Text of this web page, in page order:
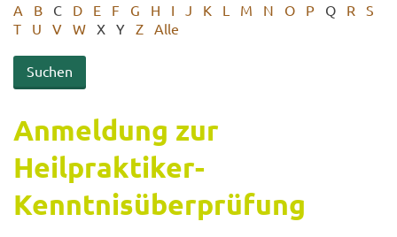
A B C D E F G H I J K L M N O P Q R
S
T
U V W X Y Z Alle
An­mel­dung zur
Heilpraktiker-​
Kenntnisüberprüfung